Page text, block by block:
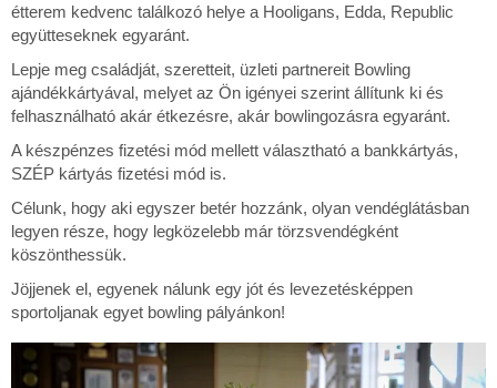
étterem kedvenc találkozó helye a Hooligans, Edda, Republic
együtteseknek egyaránt.
Lepje meg családját, szeretteit, üzleti partnereit Bowling
ajándékkártyával, melyet az Ön igényei szerint állítunk ki és
felhasználható akár étkezésre, akár bowlingozásra egyaránt.
A készpénzes fizetési mód mellett választható a bankkártyás,
SZÉP kártyás fizetési mód is.
Célunk, hogy aki egyszer betér hozzánk, olyan vendéglátásban
legyen része, hogy legközelebb már törzsvendégként
köszönthessük.
Jöjjenek el, egyenek nálunk egy jót és levezetésképpen
sportoljanak egyet bowling pályánkon!